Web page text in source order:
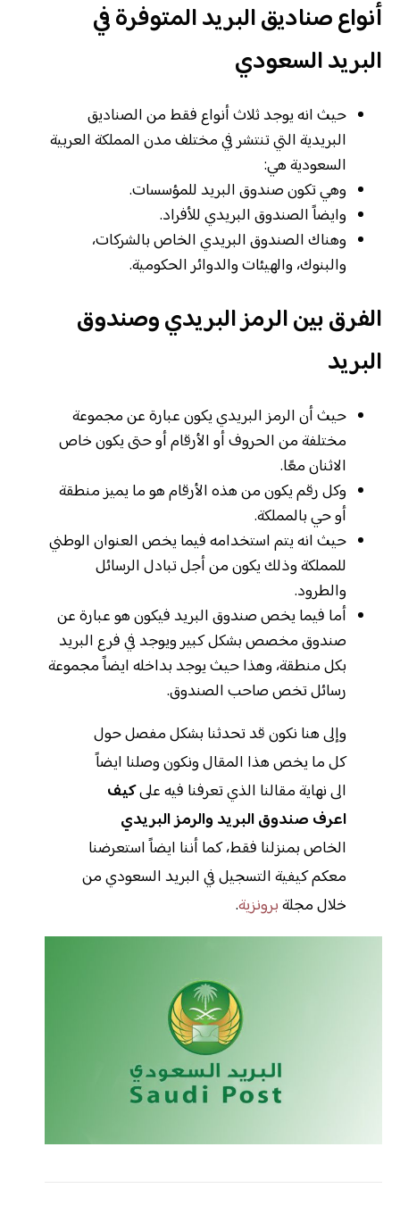
أنواع صناديق البريد المتوفرة في
البريد السعودي
حيث انه يوجد ثلاث أنواع فقط من الصناديق
البريدية التي تنتشر في مختلف مدن المملكة العربية
السعودية هي:
وهي تكون صندوق البريد للمؤسسات.
وايضاً الصندوق البريدي للأفراد.
وهناك الصندوق البريدي الخاص بالشركات،
والبنوك، والهيئات والدوائر الحكومية.
الفرق بين الرمز البريدي وصندوق
البريد
حيث أن الرمز البريدي يكون عبارة عن مجموعة
مختلفة من الحروف أو الأرقام أو حتى يكون خاص
الاثنان معًا.
وكل رقم يكون من هذه الأرقام هو ما يميز منطقة
أو حي بالمملكة.
حيث انه يتم استخدامه فيما يخص العنوان الوطني
للمملكة وذلك يكون من أجل تبادل الرسائل
والطرود.
أما فيما يخص صندوق البريد فيكون هو عبارة عن
صندوق مخصص بشكل كبير ويوجد في فرع البريد
بكل منطقة، وهذا حيث يوجد بداخله ايضاً مجموعة
رسائل تخص صاحب الصندوق.
وإلى هنا نكون قد تحدثنا بشكل مفصل حول
كل ما يخص هذا المقال ونكون وصلنا ايضاً
الى نهاية مقالنا الذي تعرفنا فيه علىكيف
اعرف صندوق البريد والرمز البريدي
الخاص بمنزلنا فقط، كما أننا ايضاً استعرضنا
معكم كيفية التسجيل في البريد السعودي من
خلال مجلةبرونزية.